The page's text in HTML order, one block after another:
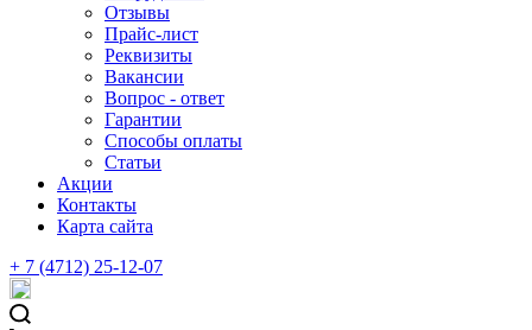
Отзывы
Прайс-лист
Реквизиты
Вакансии
Вопрос - ответ
Гарантии
Способы оплаты
Статьи
Акции
Контакты
Карта сайта
+ 7 (4712) 25-12-07